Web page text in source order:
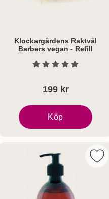
Klockargårdens Raktvål
Barbers vegan - Refill
Art. nr 7900 Betyg: 0 Stjärnor
199 kr
Köp
Klockargårdens